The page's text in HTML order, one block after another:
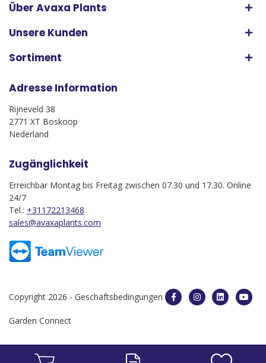
Über Avaxa Plants
Unsere Kunden
Sortiment
Adresse Information
Rijneveld 38
2771 XT Boskoop
Nederland
Zugänglichkeit
Erreichbar Montag bis Freitag zwischen 07.30 und 17.30. Online
24/7
Tel.: +31172213468
sales@avaxaplants.com
Copyright 2026 - Geschäftsbedingungen
Garden Connect